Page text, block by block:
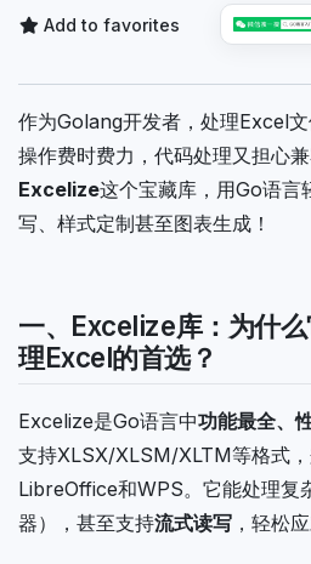
Add to favorites
作为Golang开发者，处理Excel
操作费时费力，代码处理又担心
Excelize这个宝藏库，用Go语言
写、样式定制甚至图表生成！
一、Excelize库：为什
理Excel的首选？
Excelize是Go语言中功能最全、
支持XLSX/XLSM/XLTM等格式
LibreOffice和WPS。它能处理复
器），甚至支持流式读写 ，轻松